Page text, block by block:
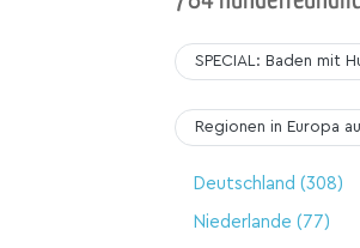
SPECIAL: Baden mit
Regionen in Europa
Deutschland (308)
Niederlande (77)